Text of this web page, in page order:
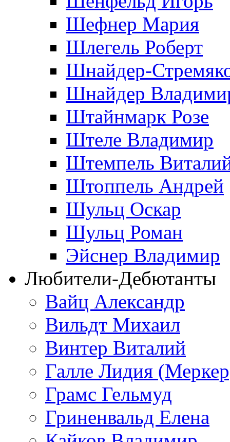
Шефнер Мария
Шлегель Роберт
Шнайдер-
Шнайдер
Штайнмарк Розe
Штеле Владимир
Штемпель
Штоппель Андрей
Шульц Оскар
Шульц Роман
Эйснер Владимир
Любители-Дебютанты
Вайц Александр
Вильдт Михаил
Винтер Виталий
Галле Лидия
Грамс Гельмуд
Гриненвальд Елена